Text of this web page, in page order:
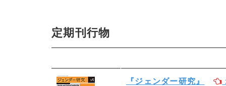
定期刊行物
『ジェンダー研究』